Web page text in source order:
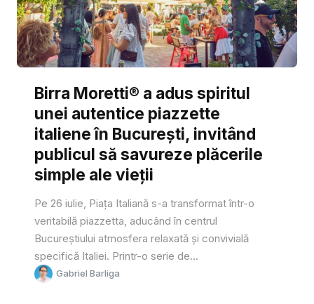
Birra Moretti® a adus spiritul
unei autentice piazzette
italiene în București, invitând
publicul să savureze plăcerile
simple ale vieții
Pe 26 iulie, Piața Italiană s-a transformat într-o
veritabilă piazzetta, aducând în centrul
Bucureștiului atmosfera relaxată și convivială
specifică Italiei. Printr-o serie de...
Gabriel Barliga